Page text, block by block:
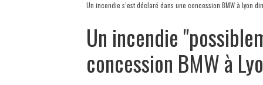
Un incendie s’est déclaré dans une concession BMW à Lyon
Un incendie
concession BMW à